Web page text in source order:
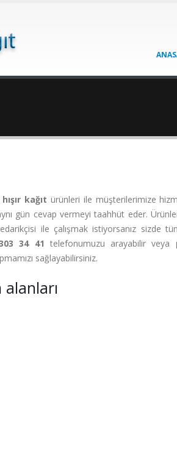
hışır kağıt ürünleri ile müşterilerimize
gün cevap vermeyi taahhüt eder.
ile çalışmak istiyorsanız sizde
34 41 telefonumuzu arayabilir veya
sağlayabilirsiniz.
alanları